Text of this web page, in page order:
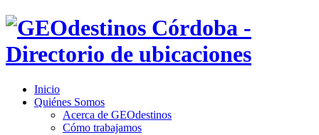
Inicio
Quiénes Somos
Acerca de GEOdestinos
Cómo trabajamos